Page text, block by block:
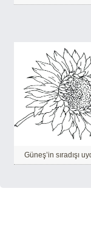
Güneş’in sıradışı